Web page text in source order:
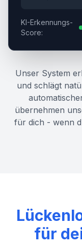
KI-Erkennungs-
Score:
Unser System
und schlägt
übernehmen
für dich - wenn
für